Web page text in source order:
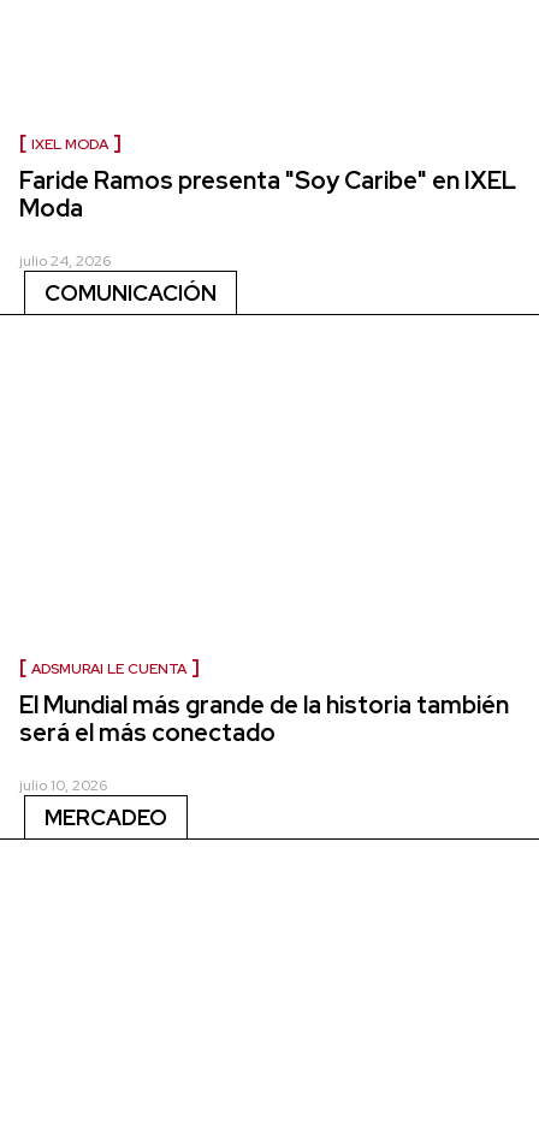
IXEL MODA
Faride Ramos presenta "Soy Caribe" en IXEL
Moda
julio 24, 2026
COMUNICACIÓN
ADSMURAI LE CUENTA
El Mundial más grande de la historia también
será el más conectado
julio 10, 2026
MERCADEO